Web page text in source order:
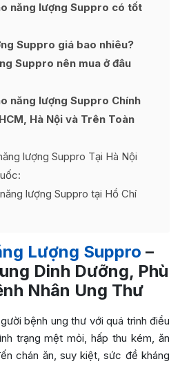
năng lượng Suppro có tốt
Suppro giá bao nhiêu?
Suppro nên mua ở đâu
năng lượng Suppro Chính
Hà Nội và Trên Toàn
lượng Suppro Tại Hà Nội
lượng Suppro tại Hồ Chí
Lượng Suppro –
Dinh Dưỡng, Phù
Nhân Ung Thư
bệnh ung thư với quá trình điều
trạng mệt mỏi, hấp thu kém, ăn
chán ăn, suy kiệt, sức đề kháng